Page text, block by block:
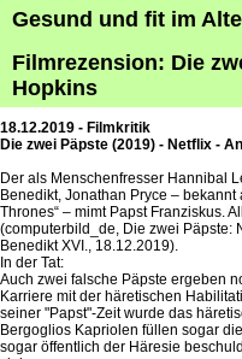
Gesund und fit im
Filmrezension: Die
Hopkins
18.12.2019 - Filmkritik
Die zwei Päpste (2019) - Netflix -
Der als Menschenfresser Hannibal
Benedikt, Jonathan Pryce – bekannt
Thrones“ – mimt Papst Franziskus.
(computerbild_de, Die zwei Päpste:
Benedikt XVI., 18.12.2019).
In der Tat:
Auch zwei falsche Päpste ergeben
Karriere mit der häretischen
seiner "Papst"-Zeit wurde das
Bergoglios Kapriolen füllen sogar
sogar öffentlich der Häresie